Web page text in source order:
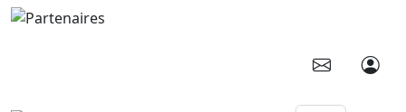
Aller au contenu principal